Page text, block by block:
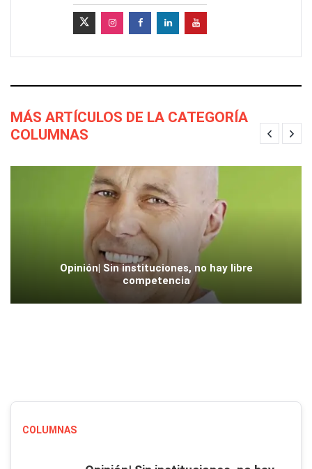
MÁS ARTÍCULOS DE LA CATEGORÍA
COLUMNAS
Opinión| Sin instituciones, no hay libre
competencia
COLUMNAS